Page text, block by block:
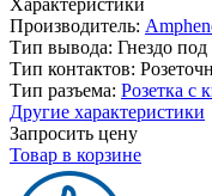
Производитель:
Тип вывода: Гнездо
Тип контактов:
Тип разъема: Розетка с
Другие характеристики
Запросить цену
Товар в корзине